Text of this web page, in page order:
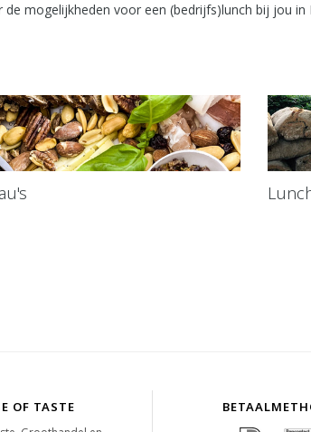
de mogelijkheden voor een (bedrijfs)lunch bij jou
OF TASTE